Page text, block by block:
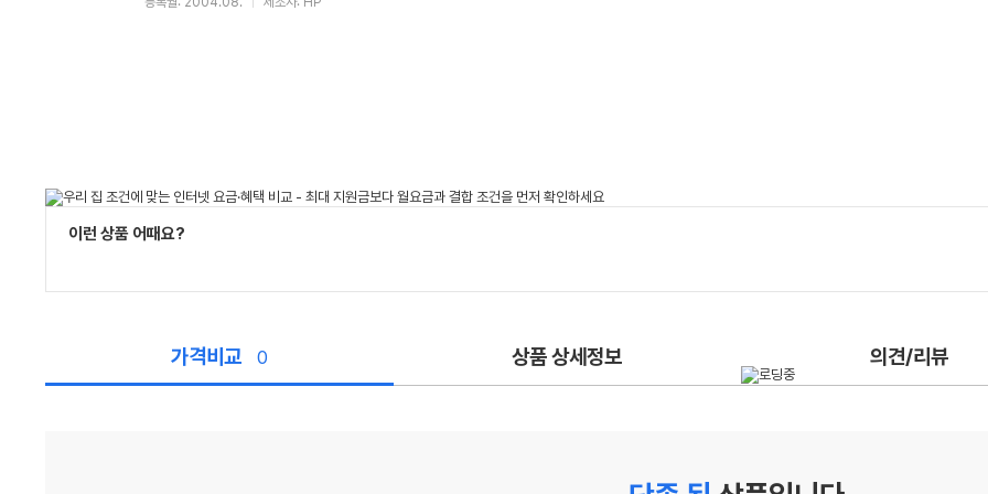
이런 상품 어때요?
가격비교 0 상품 상세정보 의견/리뷰